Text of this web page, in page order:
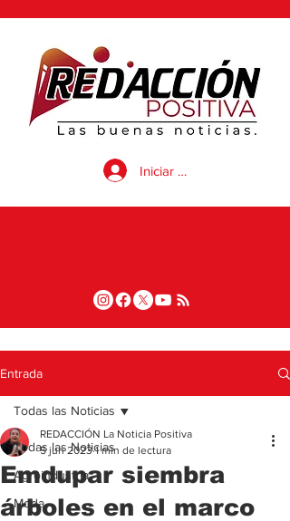
Iniciar sesión
Entrada
Todas las Noticias
Agroindustria
Moda
Todas las Noticias
Emdupar siembra
árboles en el marco
REDACCIÓN La Noticia Positiva
5 jun 2023 1 min de lectura